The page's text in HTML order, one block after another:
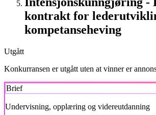
kontrakt for
kompetanseheving
Utgått
Konkurransen er utgått uten at vinner er
Brief
Undervisning, opplæring og videreutdanning